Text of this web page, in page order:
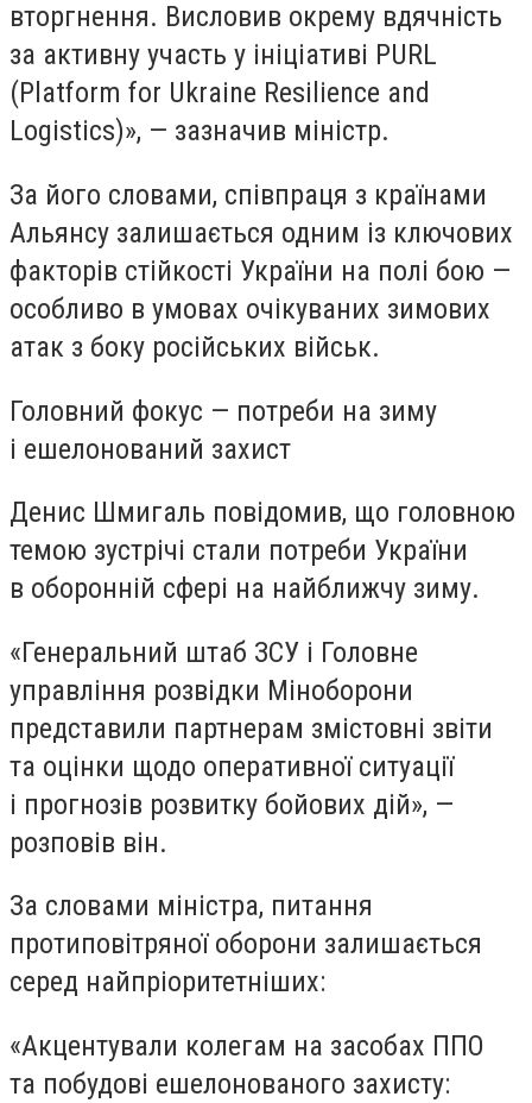
вторгнення. Висловив окрему вдячність
за активну участь у ініціативі PURL
(Platform for Ukraine Resilience and
Logistics)», — зазначив міністр.
За його словами, співпраця з країнами
Альянсу залишається одним із ключових
факторів стійкості України на полі бою —
особливо в умовах очікуваних зимових
атак з боку російських військ.
Головний фокус — потреби на зиму
і ешелонований захист
Денис Шмигаль повідомив, що головною
темою зустрічі стали потреби України
в оборонній сфері на найближчу зиму.
«Генеральний штаб ЗСУ і Головне
управління розвідки Міноборони
представили партнерам змістовні звіти
та оцінки щодо оперативної ситуації
і прогнозів розвитку бойових дій», —
розповів він.
За словами міністра, питання
протиповітряної оборони залишається
серед найпріоритетніших:
«Акцентували колегам на засобах ППО
та побудові ешелонованого захисту: